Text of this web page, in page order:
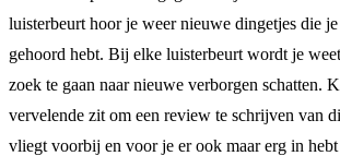
luisterbeurt hoor je weer nieuwe dingetjes die
gehoord hebt. Bij elke luisterbeurt wordt je
zoek te gaan naar nieuwe verborgen schatten.
vervelende zit om een review te schrijven van
vliegt voorbij en voor je er ook maar erg in